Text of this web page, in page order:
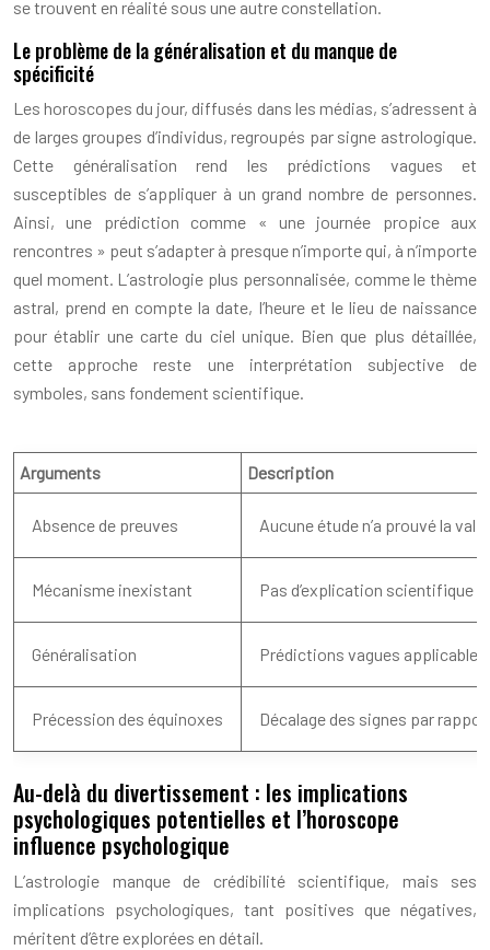
se trouvent en réalité sous une autre constellation.
Le problème de la généralisation et du manque de
spécificité
Les horoscopes du jour, diffusés dans les médias, s’adressent à
de larges groupes d’individus, regroupés par signe astrologique.
Cette généralisation rend les prédictions vagues et
susceptibles de s’appliquer à un grand nombre de personnes.
Ainsi, une prédiction comme « une journée propice aux
rencontres » peut s’adapter à presque n’importe qui, à n’importe
quel moment. L’astrologie plus personnalisée, comme le thème
astral, prend en compte la date, l’heure et le lieu de naissance
pour établir une carte du ciel unique. Bien que plus détaillée,
cette approche reste une interprétation subjective de
symboles, sans fondement scientifique.
Arguments Description
Absence de preuves Aucune étude n’a prouvé la
Mécanisme inexistant Pas d’explication scientifique
Généralisation Prédictions vagues
Précession des équinoxes Décalage des signes par
Au-delà du divertissement : les implications
psychologiques potentielles et l’horoscope
influence psychologique
L’astrologie manque de crédibilité scientifique, mais ses
implications psychologiques, tant positives que négatives,
méritent d’être explorées en détail.